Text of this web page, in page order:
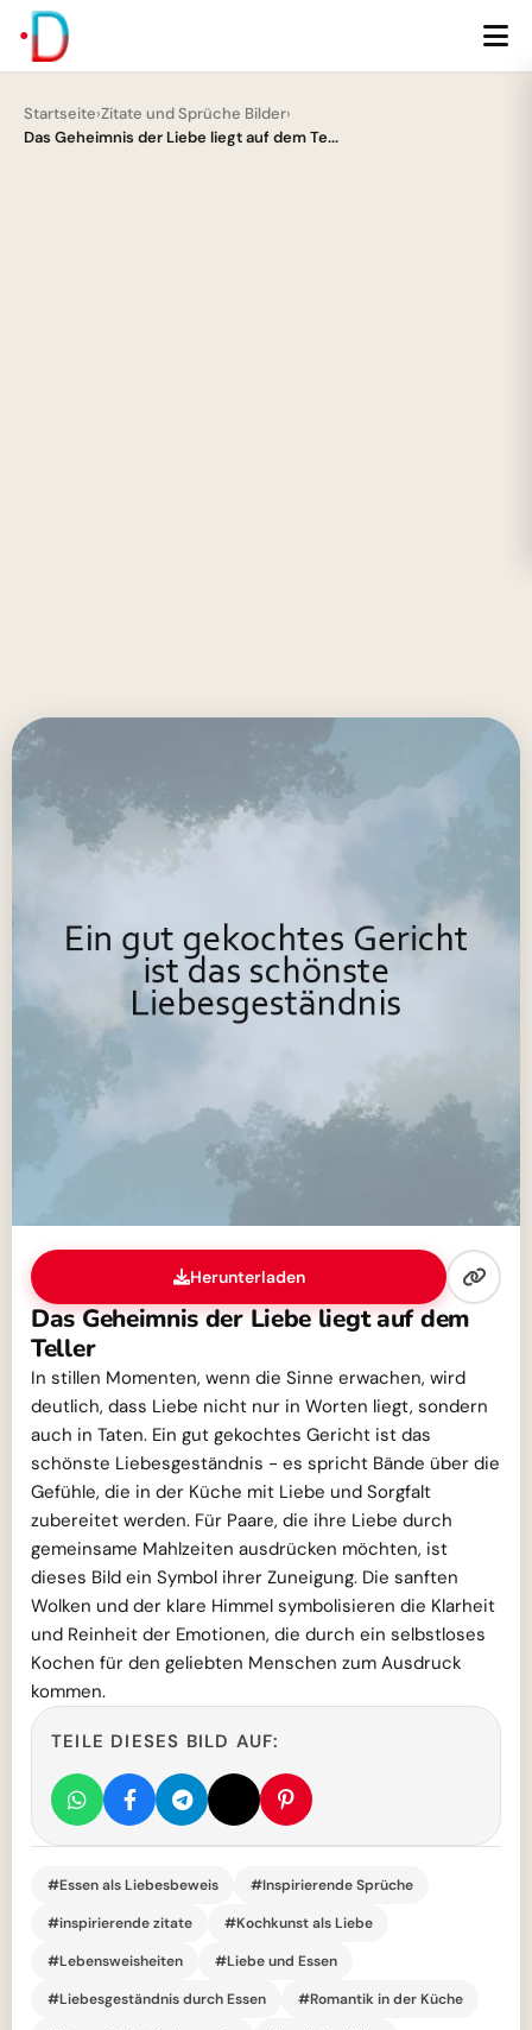
Startseite›Zitate und Sprüche Bilder›
Das Geheimnis der Liebe liegt auf dem Te...
Herunterladen
Das Geheimnis der Liebe liegt auf dem
Teller
In stillen Momenten, wenn die Sinne erwachen, wird
deutlich, dass Liebe nicht nur in Worten liegt, sondern
auch in Taten. Ein gut gekochtes Gericht ist das
schönste Liebesgeständnis - es spricht Bände über die
Gefühle, die in der Küche mit Liebe und Sorgfalt
zubereitet werden. Für Paare, die ihre Liebe durch
gemeinsame Mahlzeiten ausdrücken möchten, ist
dieses Bild ein Symbol ihrer Zuneigung. Die sanften
Wolken und der klare Himmel symbolisieren die Klarheit
und Reinheit der Emotionen, die durch ein selbstloses
Kochen für den geliebten Menschen zum Ausdruck
kommen.
TEILE DIESES BILD AUF:
#Essen als Liebesbeweis
#Inspirierende Sprüche
#inspirierende zitate
#Kochkunst als Liebe
#Lebensweisheiten
#Liebe und Essen
#Liebesgeständnis durch Essen
#Romantik in der Küche